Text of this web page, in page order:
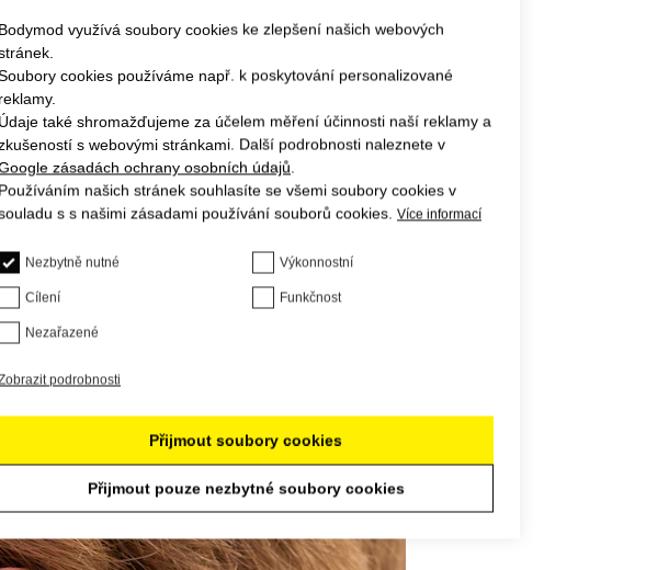
využívá soubory cookies ke zlepšení našich webových
cookies používáme např. k poskytování personalizované
také shromažďujeme za účelem měření účinnosti naší reklamy a
s webovými stránkami. Další podrobnosti naleznete v
zásadách ochrany osobních údajů.
našich stránek souhlasíte se všemi soubory cookies v
s s našimi zásadami používání souborů cookies. Více informací
Nezbytně nutné Výkonnostní
Cílení Funkčnost
Nezařazené
podrobnosti
Přijmout soubory cookies
Přijmout pouze nezbytné soubory cookies